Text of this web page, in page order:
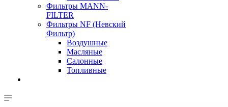
Фильтры MANN-
FILTER
Фильтры NF (Невский
Фильтр)
Воздушные
Масляные
Салонные
Топливные